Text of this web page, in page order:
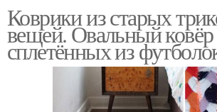
Коврики из старых
вещей. Овальный ковёр
сплетённых из